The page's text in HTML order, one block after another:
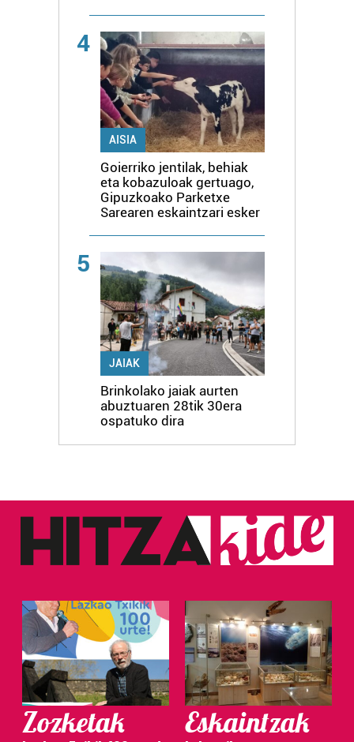
4
AISIA
Goierriko jentilak, behiak
eta kobazuloak gertuago,
Gipuzkoako Parketxe
Sarearen eskaintzari esker
5
JAIAK
Brinkolako jaiak aurten
abuztuaren 28tik 30era
ospatuko dira
Zozketak Eskaintzak